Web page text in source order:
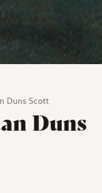
Duns Scott
Duns